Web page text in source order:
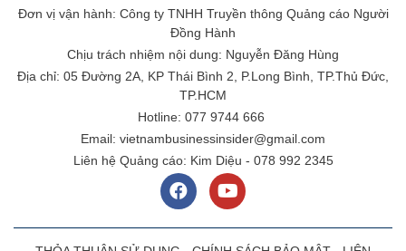
Đơn vị vận hành: Công ty TNHH Truyền thông Quảng cáo Người
Đồng Hành
Chịu trách nhiệm nội dung: Nguyễn Đăng Hùng
Địa chỉ: 05 Đường 2A, KP Thái Bình 2, P.Long Bình, TP.Thủ Đức,
TP.HCM
Hotline: 077 9744 666
Email: vietnambusinessinsider@gmail.com
Liên hệ Quảng cáo: Kim Diệu - 078 992 2345